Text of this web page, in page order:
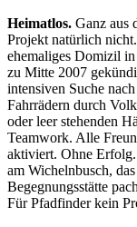
Heimatlos. Ganz aus
Projekt natürlich
ehemaliges Domizil
zu Mitte 2007
intensiven Suche
Fahrrädern durch
oder leer stehenden
Teamwork. Alle
aktiviert. Ohne
am Wichelnbusch,
Begegnungsstätte
Für Pfadfinder kein